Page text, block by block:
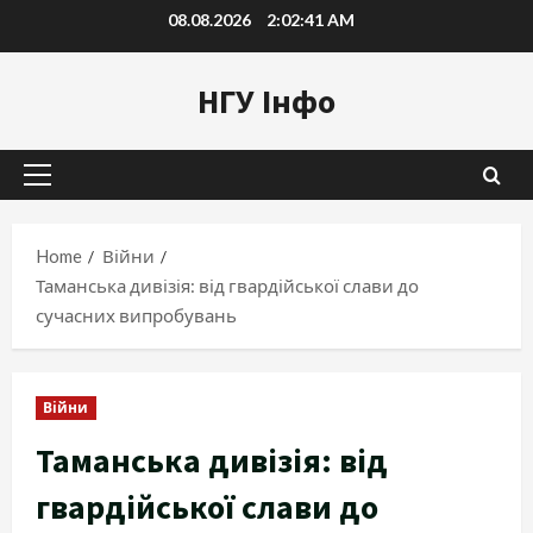
to
08.08.2026 2:02:42 AM
НГУ Інфо
Primary
Home
Війни
Таманська дивізія: від гвардійської слави до
сучасних випробувань
Війни
Таманська дивізія: від
гвардійської слави до